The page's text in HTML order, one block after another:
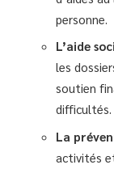
personne.
L’aide
les
soutien
difficultés.
La
activités